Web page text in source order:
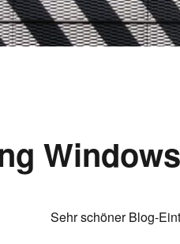
Sehr schöner Blog-